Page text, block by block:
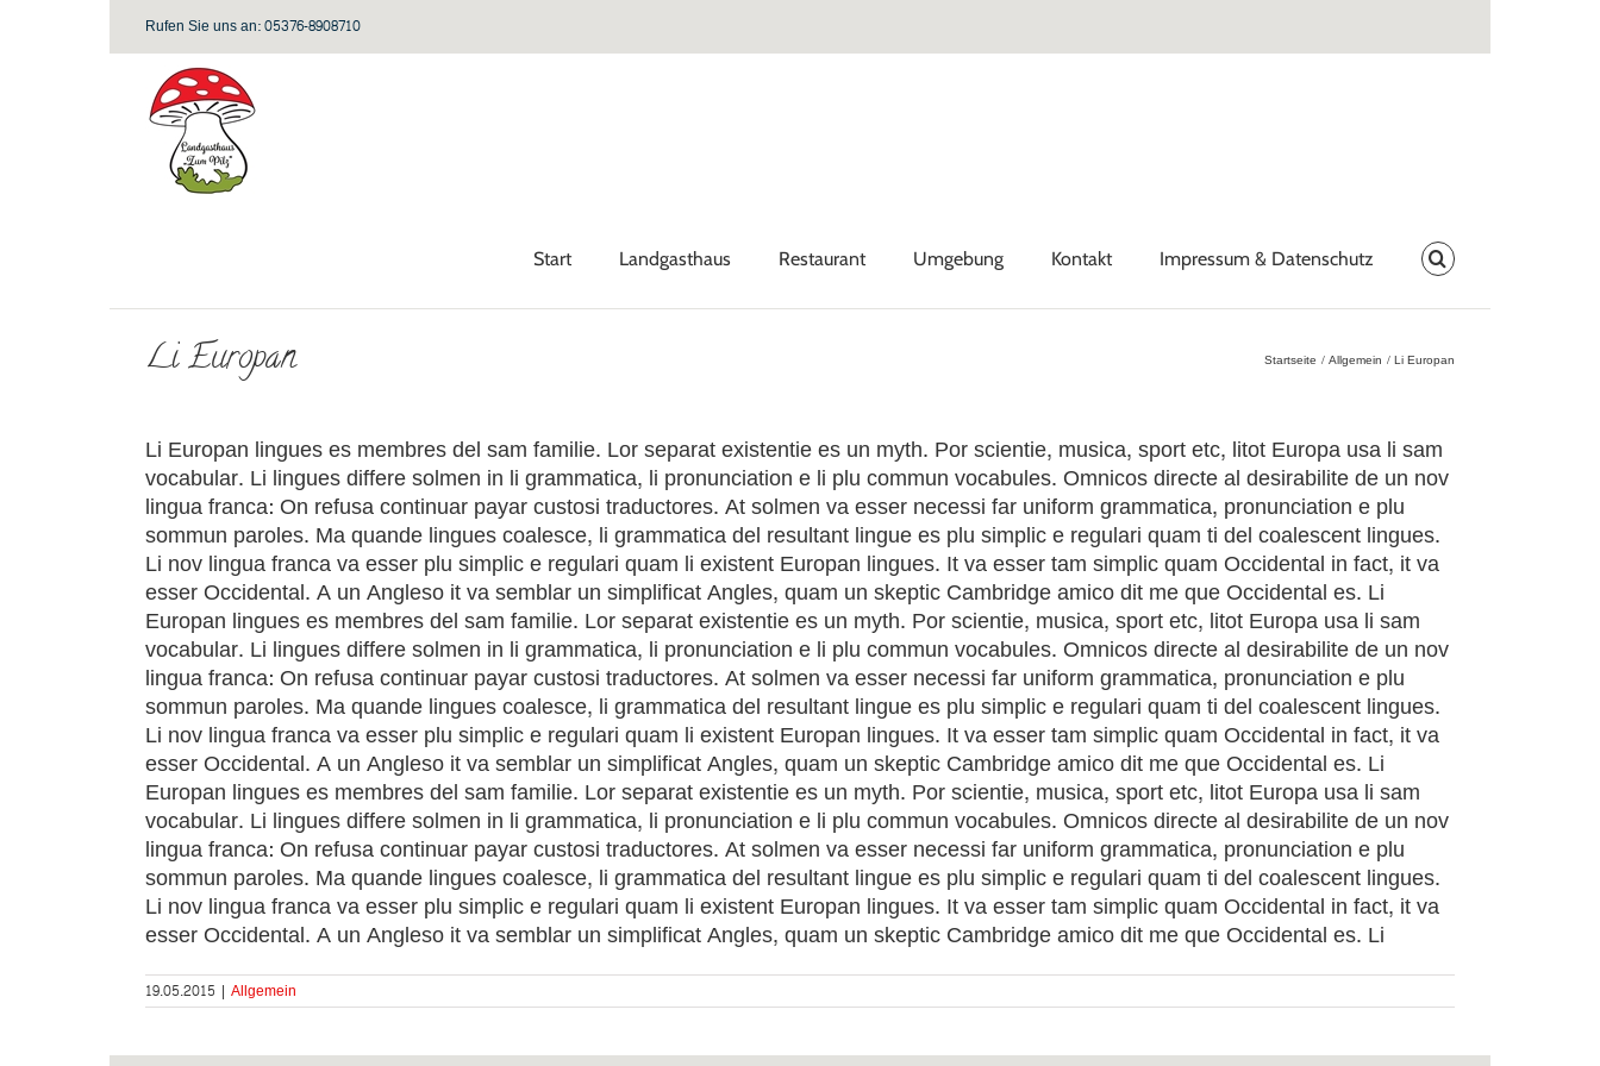
Rufen Sie uns an: 05376-8908710
Start Landgasthaus Restaurant Umgebung Kontakt Impressum & Datenschutz
Li Europan Startseite Allgemein Li Europan
Li Europan lingues es membres del sam familie. Lor separat existentie es un myth. Por scientie, musica, sport etc, litot Europa usa li sam
vocabular. Li lingues differe solmen in li grammatica, li pronunciation e li plu commun vocabules. Omnicos directe al desirabilite de un nov
lingua franca: On refusa continuar payar custosi traductores. At solmen va esser necessi far uniform grammatica, pronunciation e plu
sommun paroles. Ma quande lingues coalesce, li grammatica del resultant lingue es plu simplic e regulari quam ti del coalescent lingues.
Li nov lingua franca va esser plu simplic e regulari quam li existent Europan lingues. It va esser tam simplic quam Occidental in fact, it va
esser Occidental. A un Angleso it va semblar un simplificat Angles, quam un skeptic Cambridge amico dit me que Occidental es. Li
Europan lingues es membres del sam familie. Lor separat existentie es un myth. Por scientie, musica, sport etc, litot Europa usa li sam
vocabular. Li lingues differe solmen in li grammatica, li pronunciation e li plu commun vocabules. Omnicos directe al desirabilite de un nov
lingua franca: On refusa continuar payar custosi traductores. At solmen va esser necessi far uniform grammatica, pronunciation e plu
sommun paroles. Ma quande lingues coalesce, li grammatica del resultant lingue es plu simplic e regulari quam ti del coalescent lingues.
Li nov lingua franca va esser plu simplic e regulari quam li existent Europan lingues. It va esser tam simplic quam Occidental in fact, it va
esser Occidental. A un Angleso it va semblar un simplificat Angles, quam un skeptic Cambridge amico dit me que Occidental es. Li
Europan lingues es membres del sam familie. Lor separat existentie es un myth. Por scientie, musica, sport etc, litot Europa usa li sam
vocabular. Li lingues differe solmen in li grammatica, li pronunciation e li plu commun vocabules. Omnicos directe al desirabilite de un nov
lingua franca: On refusa continuar payar custosi traductores. At solmen va esser necessi far uniform grammatica, pronunciation e plu
sommun paroles. Ma quande lingues coalesce, li grammatica del resultant lingue es plu simplic e regulari quam ti del coalescent lingues.
Li nov lingua franca va esser plu simplic e regulari quam li existent Europan lingues. It va esser tam simplic quam Occidental in fact, it va
esser Occidental. A un Angleso it va semblar un simplificat Angles, quam un skeptic Cambridge amico dit me que Occidental es. Li
19.05.2015 | Allgemein